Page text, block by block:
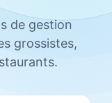
de gestion
grossistes,